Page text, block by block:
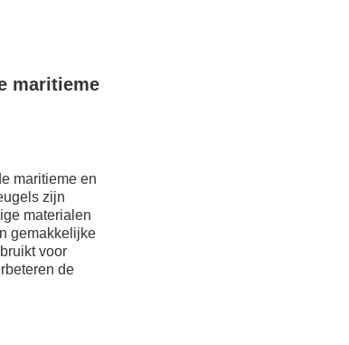
maritieme
maritieme en
zijn
materialen
gemakkelijke
voor
de